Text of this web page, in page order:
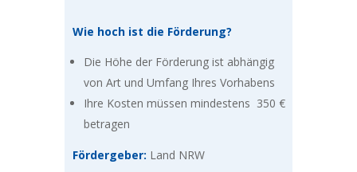
Wie hoch ist die Förderung?
Die Höhe der Förderung ist abhängig
von Art und Umfang Ihres Vorhabens
Ihre Kosten müssen mindestens 350 €
betragen
Fördergeber: Land NRW